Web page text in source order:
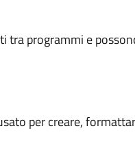
programmi e
per creare,